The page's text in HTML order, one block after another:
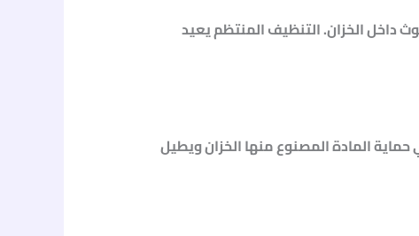
داخل الخزان. التنظيف المنتظم يعيد
المادة المصنوع منها الخزان ويطيل